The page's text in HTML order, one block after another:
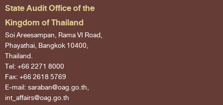
Official emblem
Our Work
Type of Audit
Annual report
Audit Report
State Audit Office of the
Kingdom of Thailand
Soi Areesampan, Rama VI Road,
Phayathai, Bangkok 10400,
Thailand.
Tel: +66 2271 8000
Fax: +66 2618 5769
E-mail: saraban@oag.go.th,
int_affairs@oag.go.th